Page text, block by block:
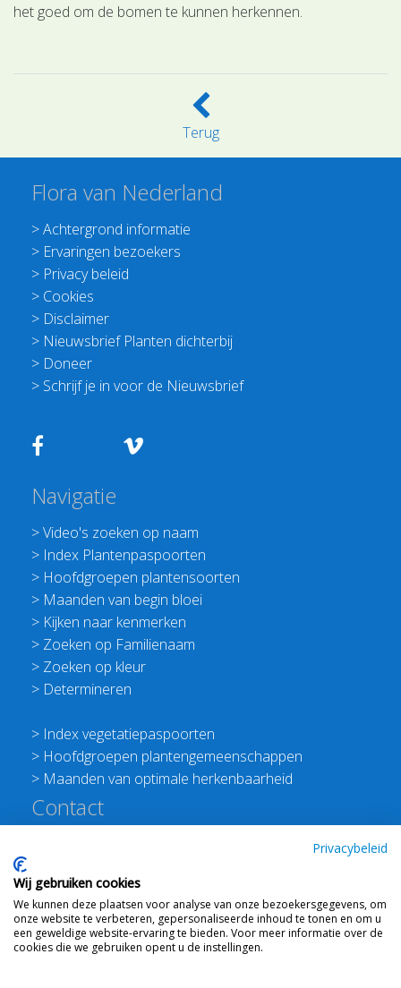
het goed om de bomen te kunnen herkennen.
Terug
Flora van Nederland
>Achtergrond informatie
> Ervaringen bezoekers
> Privacy beleid
> Cookies
> Disclaimer
> Nieuwsbrief Planten dichterbij
> Doneer
> Schrijf je in voor de Nieuwsbrief
Navigatie
>Video's zoeken op naam
> Index Plantenpaspoorten
> Hoofdgroepen plantensoorten
> Maanden van begin bloei
> Kijken naar kenmerken
> Zoeken op Familienaam
> Zoeken op kleur
> Determineren
> Index vegetatiepaspoorten
> Hoofdgroepen plantengemeenschappen
> Maanden van optimale herkenbaarheid
Contact
E:info@floravannederland.nl
Plein 1992 70F 6221JP Maastricht
T: 06 41237586
KVK: 76114821 btw: NL860512289B01
Privacybeleid
Wij gebruiken cookies
We kunnen deze plaatsen voor analyse van onze bezoekersgegevens, om
onze website te verbeteren, gepersonaliseerde inhoud te tonen en om u
een geweldige website-ervaring te bieden. Voor meer informatie over de
cookies die we gebruiken opent u de instellingen.